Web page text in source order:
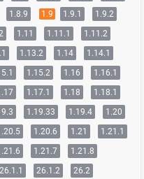
1.8.9 1.9 1.9.1
1.9.2
1.11 1.11.1
1.11.2
1.13.2 1.14
1.14.1
1.15.2 1.16
1.16.1
1.17.1 1.18
1.18.1
1.19.33 1.19.4
1.20
1.20.6 1.21
1.21.1
1.21.7
1.21.8
26.1.1 26.1.2 26.2